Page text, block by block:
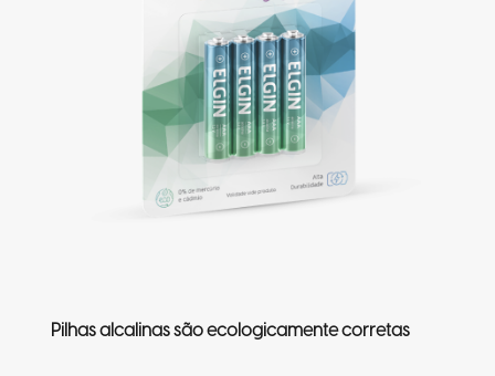
Pilhas alcalinas são ecologicamente corretas